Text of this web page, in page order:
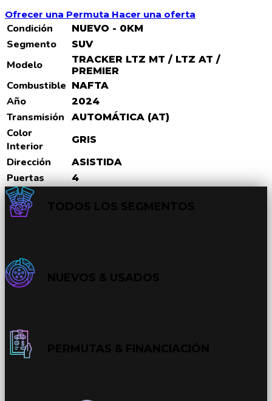
Ofrecer una Permuta Hacer una oferta
Condición NUEVO - 0KM
Segmento SUV
Modelo
TRACKER LTZ MT / LTZ AT /
PREMIER
Combustible NAFTA
Año 2024
Transmisión AUTOMÁTICA (AT)
Color
Interior
GRIS
Dirección ASISTIDA
Puertas 4